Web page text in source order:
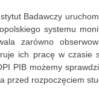
Badawczy
systemu
zarówno
ich pracę w czasie
PIB możemy
przed rozpoczęciem